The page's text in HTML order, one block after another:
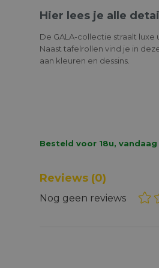
Hier lees je alle
De GALA-collectie straalt
Naast tafelrollen vind je in
aan kleuren en dessins.
Besteld voor 18u,
Reviews (0)
Nog geen reviews